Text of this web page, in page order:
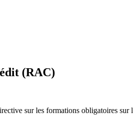
(RAC)
sur les formations obligatoires